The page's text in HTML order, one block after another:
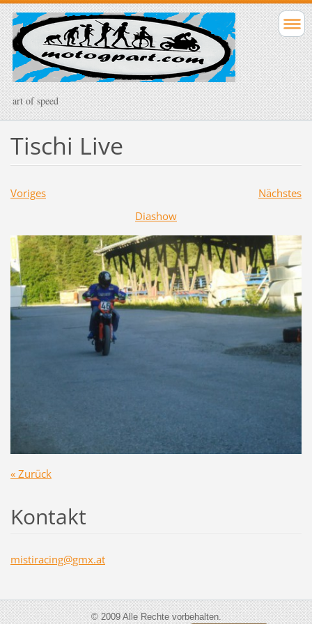
art of speed
Tischi Live
Voriges
Nächstes
Diashow
« Zurück
Kontakt
mistiracing@gmx.at
© 2009 Alle Rechte vorbehalten.